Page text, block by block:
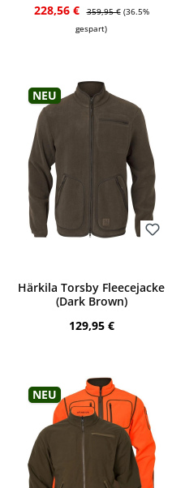
Verkaufspreis:
228,56 € Regulärer Preis:
359,95 € (36.5%
gespart)
Neu
Härkila Torsby Fleecejacke
(Dark Brown)
Regulärer Preis:
129,95 €
Neu